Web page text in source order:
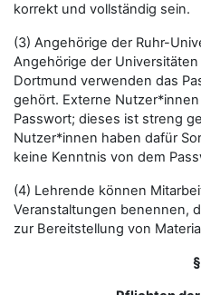
korrekt und vollständig sein.
(3) Angehörige der Ruhr-
Angehörige der
Dortmund verwenden das
gehört. Externe
Passwort; dieses ist streng
Nutzer*innen haben dafür
keine Kenntnis von dem
(4) Lehrende können
Veranstaltungen benennen,
zur Bereitstellung von